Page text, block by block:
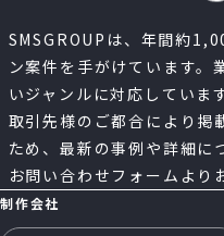
SMSGROUPは、年間約
ン案件を手がけています。
いジャンルに対応しています
取引先様のご都合により掲
ため、 最新の事例や詳細に
お問い合わせフォームより
制作会社